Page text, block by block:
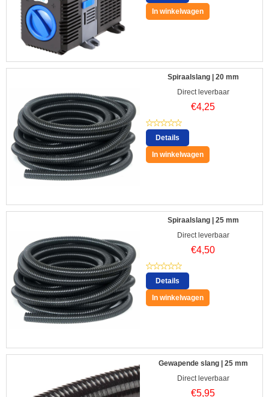
In winkelwagen
Spiraalslang | 20 mm
Direct leverbaar
€4,25
Details
In winkelwagen
Spiraalslang | 25 mm
Direct leverbaar
€4,50
Details
In winkelwagen
Gewapende slang | 25 mm
Direct leverbaar
€5,95